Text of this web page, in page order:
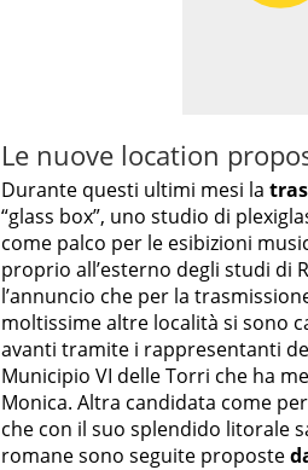
Le nuove location
Durante questi ultimi mesi la
“glass box”, uno studio di
come palco per le esibizioni
proprio all’esterno degli studi di
l’annuncio che per la
moltissime altre località si sono
avanti tramite i rappresentanti
Municipio VI delle Torri che ha
Monica. Altra candidata come
che con il suo splendido litorale
romane sono seguite proposte